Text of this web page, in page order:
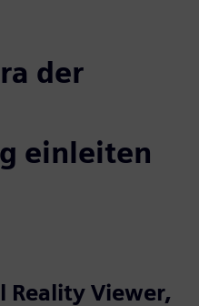
der
einleiten
Reality Viewer,